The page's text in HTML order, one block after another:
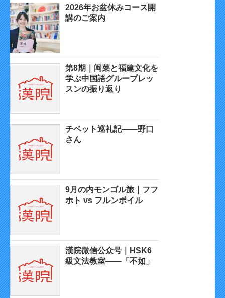
2026年お盆休みコース開
講のご案内
第8期｜闽菜と福建文化を
学ぶ中国語グループレッ
スンの振り返り
チベット巡礼記——野口
さん
9月の内モンゴル旅｜フフ
ホト vs フルンボイル
漢院微信公众号｜HSK6
級文法教室——「不如」